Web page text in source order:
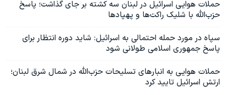
حملات هوایی اسرائیل در لبنان سه کشته بر جای گذاشت؛ پاسخ
حزب‌الله با شلیک راکت‌ها و پهپادها
سپاه در مورد حمله احتمالی به اسرائیل: شاید دوره انتظار برای
پاسخ جمهوری اسلامی طولانی شود
حملات هوایی به انبارهای تسلیحات حزب‌الله در شمال شرق لبنان؛
ارتش اسرائیل تایید کرد